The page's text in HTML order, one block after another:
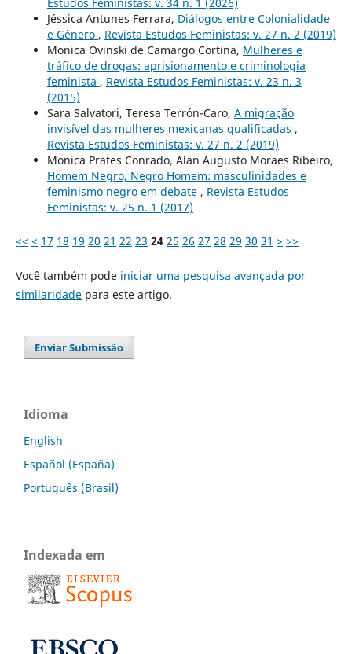
Estudos Feministas: v. 34 n. 1 (2026)
Jéssica Antunes Ferrara, Diálogos entre Colonialidade
e Gênero , Revista Estudos Feministas: v. 27 n. 2 (2019)
Monica Ovinski de Camargo Cortina, Mulheres e
tráfico de drogas: aprisionamento e criminologia
feminista , Revista Estudos Feministas: v. 23 n. 3
(2015)
Sara Salvatori, Teresa Terrón-Caro, A migração
invisível das mulheres mexicanas qualificadas ,
Revista Estudos Feministas: v. 27 n. 2 (2019)
Monica Prates Conrado, Alan Augusto Moraes Ribeiro,
Homem Negro, Negro Homem: masculinidades e
feminismo negro em debate , Revista Estudos
Feministas: v. 25 n. 1 (2017)
<< < 17 18 19 20 21 22 23 24 25 26 27 28 29 30 31 > >>
Você também pode iniciar uma pesquisa avançada por
similaridadepara este artigo.
Enviar Submissão
Idioma
English
Español (España)
Português (Brasil)
Indexada em